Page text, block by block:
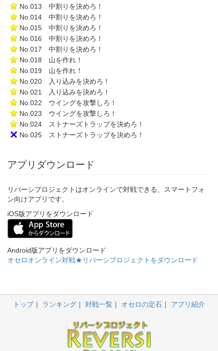
No.013 中割りを決めろ！
No.014 中割りを決めろ！
No.015 中割りを決めろ！
No.016 中割りを決めろ！
No.017 中割りを決めろ！
No.018 山を作れ！
No.019 山を作れ！
No.020 入り込みを決めろ！
No.021 入り込みを決めろ！
No.022 ウイングを攻撃しろ！
No.023 ウイングを攻撃しろ！
No.024 ストナーズトラップを決めろ！
No.025 ストナーズトラップを決めろ！
アプリダウンロード
リバーシプロジェクトはオンラインで対戦できる、スマートフォ
ン向けアプリです。
iOS版アプリをダウンロード
Android版アプリをダウンロード
オセロオンライン対戦★リバーシプロジェクトをダウンロード
トップ ランキング 対戦一覧 オセロの定石 アプリ紹介